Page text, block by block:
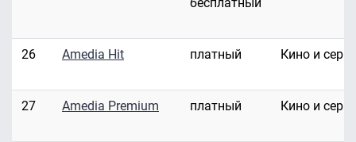
бесплатный
26 Amedia Hit платный Кино и
27 Amedia Premium платный Кино и